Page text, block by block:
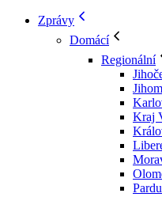
Zprávy
Domácí
Regionální
Kraj